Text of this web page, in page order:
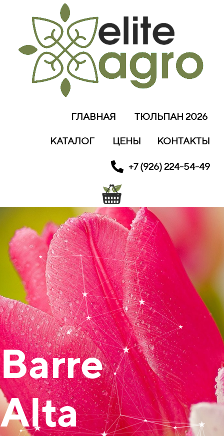
ГЛАВНАЯ ТЮЛЬПАН 2026
КАТАЛОГ ЦЕНЫ КОНТАКТЫ
+7 (926) 224-54-49
Barre
Alta